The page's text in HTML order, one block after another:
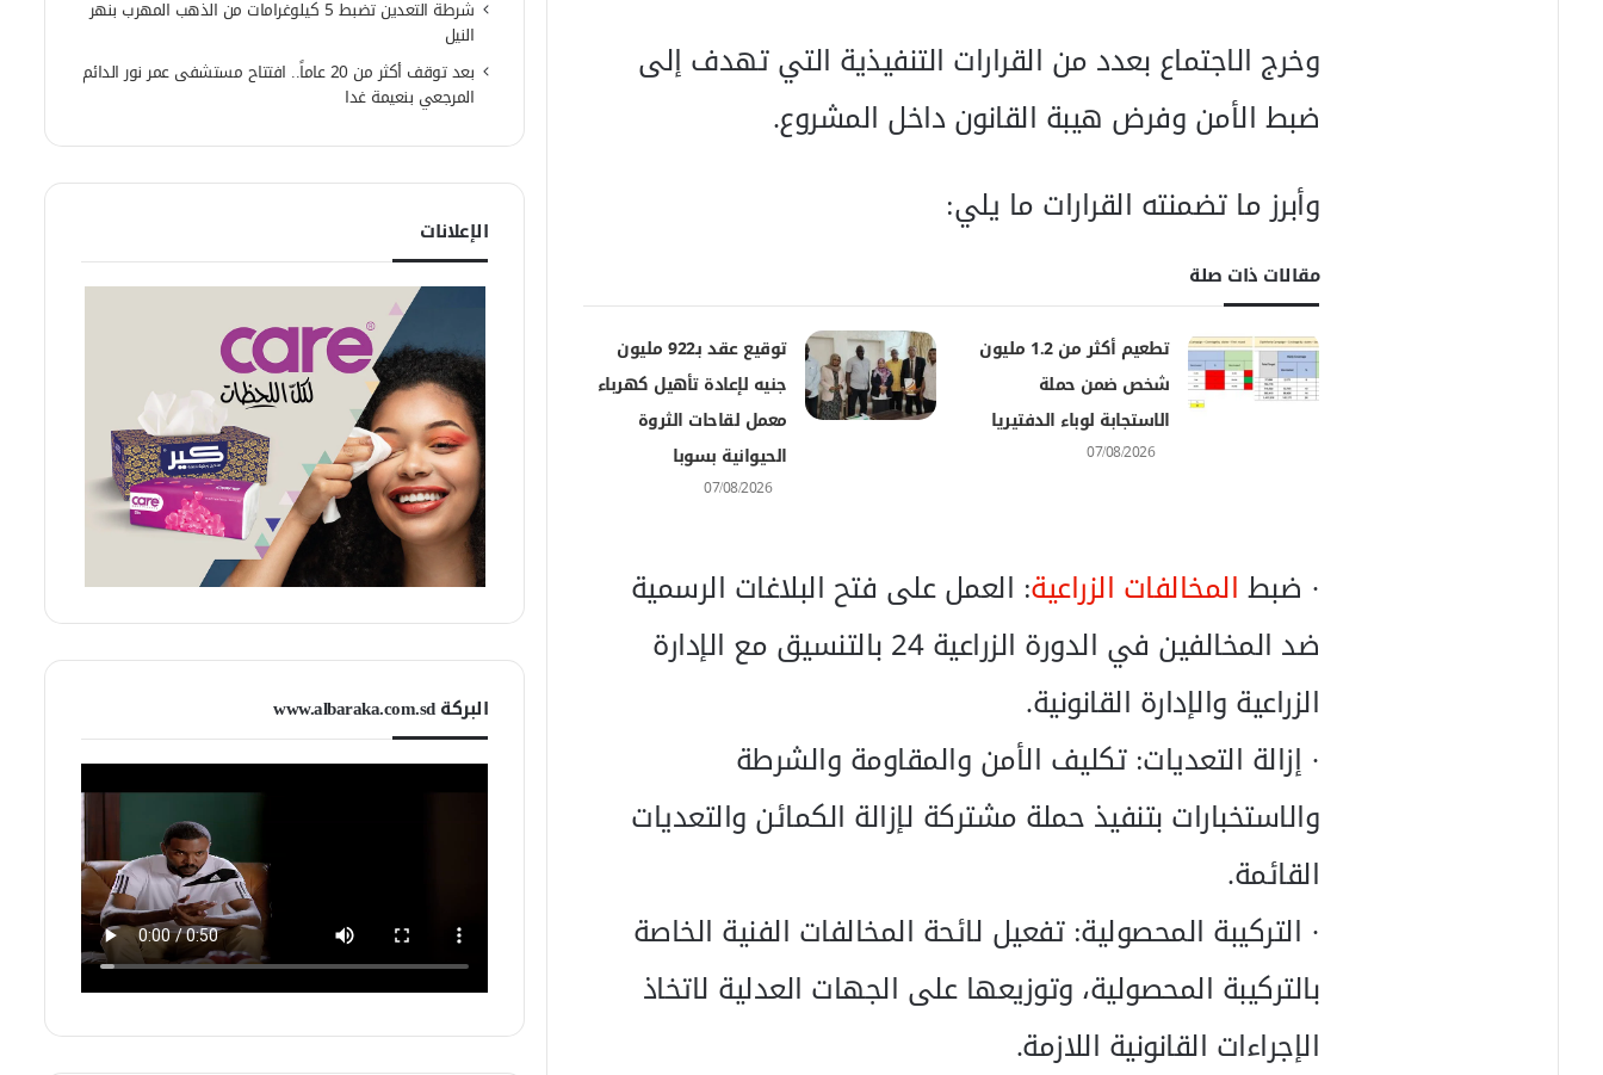
وخرج الاجتماع بعدد من القرارات التنفيذية التي تهدف إلى
ضبط الأمن وفرض هيبة القانون داخل المشروع.
وأبرز ما تضمنته القرارات ما يلي:
مقالات ذات صلة
تطعيم أكثر من 1.2 مليون
شخص ضمن حملة
الاستجابة لوباء الدفتيريا
07/08/2026
توقيع عقد بـ922 مليون
جنيه لإعادة تأهيل كهرباء
معمل لقاحات الثروة
الحيوانية بسوبا
07/08/2026
· ضبطالمخالفات الزراعية: العمل على فتح البلاغات الرسمية
ضد المخالفين في الدورة الزراعية 24 بالتنسيق مع الإدارة
الزراعية والإدارة القانونية.
· إزالة التعديات: تكليف الأمن والمقاومة والشرطة
والاستخبارات بتنفيذ حملة مشتركة لإزالة الكمائن والتعديات
القائمة.
· التركيبة المحصولية: تفعيل لائحة المخالفات الفنية الخاصة
بالتركيبة المحصولية، وتوزيعها على الجهات العدلية لاتخاذ
الإجراءات القانونية اللازمة.
شرطة التعدين تضبط 5 كيلوغرامات من الذهب المهرب بنهر
النيل
بعد توقف أكثر من 20 عاماً.. افتتاح مستشفى عمر نور الدائم
المرجعي بنعيمة غدا
الإعلانات
البركة www.albaraka.com.sd